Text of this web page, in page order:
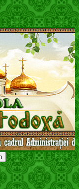
Церковь,